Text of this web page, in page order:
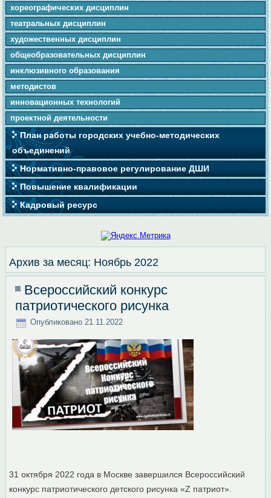
хореографических дисциплин
театральных дисциплин
художественных дисциплин
общеобразовательных дисциплин
инклюзивного образования
методистов
инновационных технологий
проектной деятельности
План работы городских учебно-методических
объединений
Нормативно-правовое регулирование ДШИ
Повышение квалификации
Кадровый ресурс
Архив за месяц: Ноябрь 2022
Всероссийский конкурс
патриотического рисунка
Опубликовано 21.11.2022
31 октября 2022 года в Москве завершился Всероссийский
конкурс патриотического детского рисунка «Z патриот».